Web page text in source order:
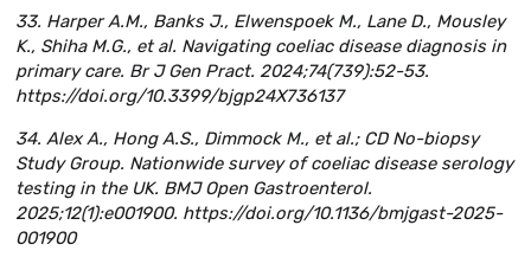
33. Harper A.M., Banks J., Elwenspoek M., Lane D., Mousley
K., Shiha M.G., et al. Navigating coeliac disease diagnosis in
primary care. Br J Gen Pract. 2024;74(739):52-53.
https://doi.org/10.3399/bjgp24X736137
34. Alex A., Hong A.S., Dimmock M., et al.; CD No-biopsy
Study Group. Nationwide survey of coeliac disease serology
testing in the UK. BMJ Open Gastroenterol.
2025;12(1):e001900. https://doi.org/10.1136/bmjgast-2025-
001900